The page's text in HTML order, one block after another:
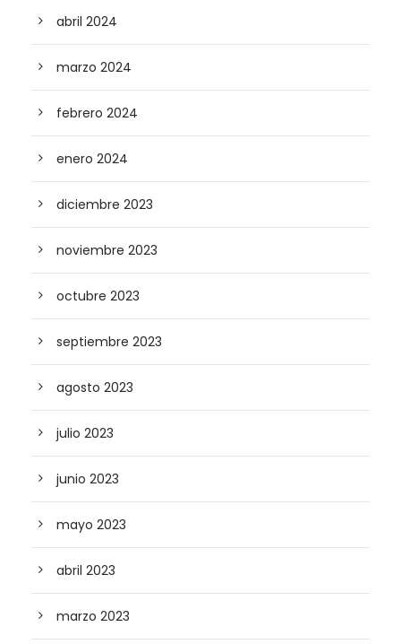
abril 2024
marzo 2024
febrero 2024
enero 2024
diciembre 2023
noviembre 2023
octubre 2023
septiembre 2023
agosto 2023
julio 2023
junio 2023
mayo 2023
abril 2023
marzo 2023